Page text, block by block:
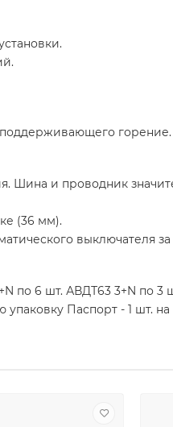
поддерживающего горение.
Шина и проводник
(36 мм).
выключателя
по 6 шт. АВДТ63 3+N по 3
упаковку Паспорт - 1 шт.